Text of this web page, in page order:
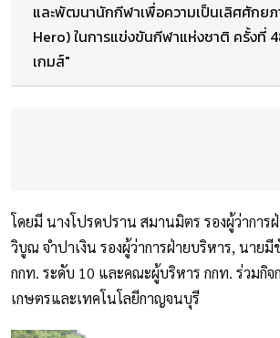
และพัฒนานักกีฬาเพื่อความเป็นเลิศศักย
Hero) ในการแข่งขันกีฬาแห่งชาติ ครั้งที่
เกมส์"
โดยมี นางโปรดปราน สมานมิตร รองผู้ว่าการ
วิบูณ จำปาเงิน รองผู้ว่าการฝ่ายบริหาร, นาย
กกท. ระดับ 10 และคณะผู้บริหาร กกท. ร่วมกิจ
เกษตรและเทคโนโลยีกาญจนบุรี